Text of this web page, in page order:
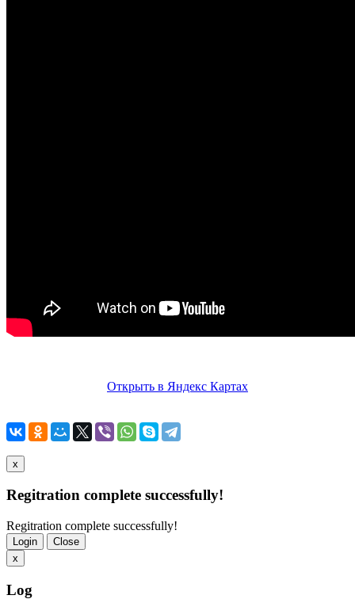
Открыть в Яндекс Картах
x
Regitration complete successfully!
Regitration complete successfully!
Login
Close
x
Log